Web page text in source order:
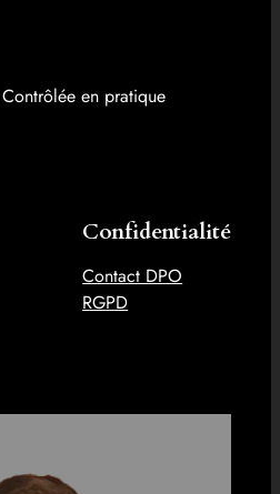
en pratique
Confidentialité
Contact DPO
RGPD